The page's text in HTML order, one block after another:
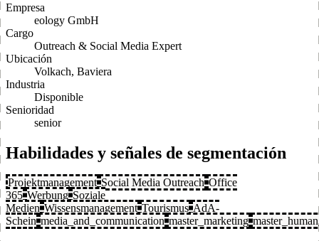
Empresa
eology GmbH
Cargo
Outreach & Social Media Expert
Ubicación
Volkach, Baviera
Industria
Disponible
Senioridad
senior
Habilidades y señales de segmentación
Projektmanagement Social Media Outreach Office
365 Werbung Soziale
Medien Wissensmanagement Tourismus AdA-
Schein media_and_communication master_marketing